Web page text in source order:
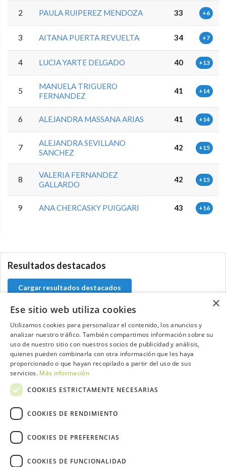
2 PAULA RUIPEREZ MENDOZA 33 +6
3 AITANA PUERTA REVUELTA 34 +7
4 LUCIA YARTE DELGADO 40 +13
5
MANUELA TRIGUERO
FERNANDEZ
41 +14
6 ALEJANDRA MASSANA ARIAS 41 +14
7
ALEJANDRA SEVILLANO
SANCHEZ
42 +15
8
VALERIA FERNANDEZ
GALLARDO
42 +15
9 ANA CHERCASKY PUIGGARI 43 +16
Resultados destacados
Cargar resultados destacados
Contacta con el equipo de NextCaddy
Opina Contacta
×
Ese sitio web utiliza cookies
Utilizamos cookies para personalizar el contenido, los anuncios y
analizar nuestro tráfico. También compartimos información sobre su
uso de nuestro sitio con nuestros socios de publicidad y análisis,
quienes pueden combinarla con otra información que les haya
proporcionado o que hayan recopilado a partir del uso de sus
servicios. Más información
COOKIES ESTRICTAMENTE NECESARIAS
COOKIES DE RENDIMIENTO
COOKIES DE PREFERENCIAS
COOKIES DE FUNCIONALIDAD